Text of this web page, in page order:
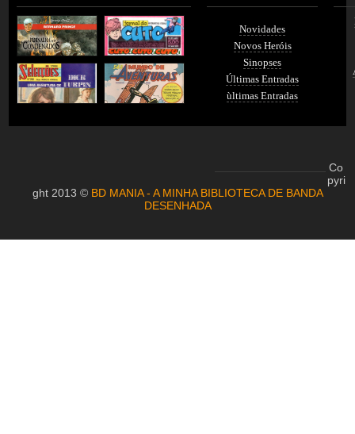
Novidades
Novos Heróis
Sinopses
Últimas Entradas
ùltimas Entradas
Co
pyri
ght 2013 © BD MANIA - A MINHA BIBLIOTECA DE BANDA
DESENHADA